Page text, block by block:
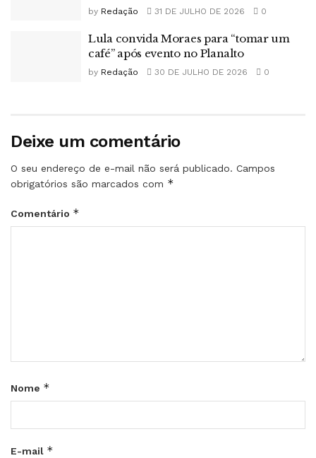
by Redação 31 DE JULHO DE 2026 0
Lula convida Moraes para “tomar um
café” após evento no Planalto
by Redação 30 DE JULHO DE 2026 0
Deixe um comentário
O seu endereço de e-mail não será publicado. Campos
obrigatórios são marcados com *
Comentário *
Nome *
E-mail *